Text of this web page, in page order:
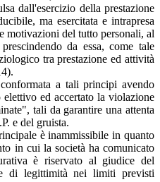
dall'esercizio della prestazione
ma esercitata e intrapresa
motivazioni del tutto personali, al
da essa, come tale
tra prestazione ed attività
a tali principi avendo
ed accertato la violazione
tali da garantire una attenta
e del gruista.
è inammissibile in quanto
in cui la società ha comunicato
è riservato al giudice del
di legittimità nei limiti previsti